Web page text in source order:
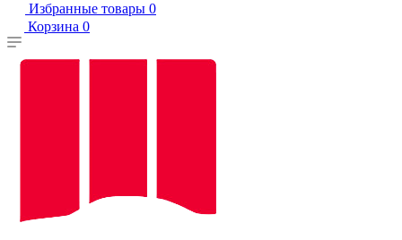
Избранные товары 0
Корзина 0